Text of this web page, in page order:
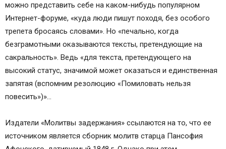
можно представить себе на каком-нибудь популярном
Интернет-форуме, «куда люди пишут походя, без особого
трепета бросаясь словами». Но «печально, когда
безграмотными оказываются тексты, претендующие на
сакральность». Ведь «для текста, претендующего на
высокий статус, значимой может оказаться и единственная
запятая (вспомним резолюцию «Помиловать нельзя
повесить»)»…
Издатели «Молитвы задержания» ссылаются на то, что ее
источником является сборник молитв старца Пансофия